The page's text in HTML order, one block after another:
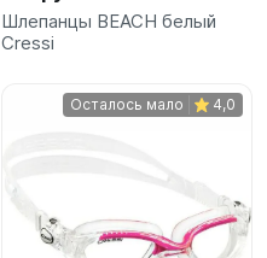
Шлепанцы BEACH белый
Cressi
Осталось мало 4,0